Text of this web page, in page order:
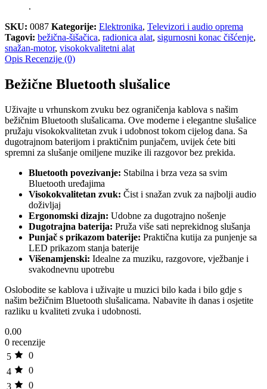
.
SKU: 0087 Kategorije: Elektronika, Televizori i audio oprema
Tagovi: bežična-šišačica, radionica alat, sigurnosni konac čišćenje,
snažan-motor, visokokvalitetni alat
Opis Recenzije (0)
Bežične Bluetooth slušalice
Uživajte u vrhunskom zvuku bez ograničenja kablova s našim
bežičnim Bluetooth slušalicama. Ove moderne i elegantne slušalice
pružaju visokokvalitetan zvuk i udobnost tokom cijelog dana. Sa
dugotrajnom baterijom i praktičnim punjačem, uvijek ćete biti
spremni za slušanje omiljene muzike ili razgovor bez prekida.
Bluetooth povezivanje: Stabilna i brza veza sa svim
Bluetooth uređajima
Visokokvalitetan zvuk: Čist i snažan zvuk za najbolji audio
doživljaj
Ergonomski dizajn: Udobne za dugotrajno nošenje
Dugotrajna baterija: Pruža više sati neprekidnog slušanja
Punjač s prikazom baterije: Praktična kutija za punjenje sa
LED prikazom stanja baterije
Višenamjenski: Idealne za muziku, razgovore, vježbanje i
svakodnevnu upotrebu
Oslobodite se kablova i uživajte u muzici bilo kada i bilo gdje s
našim bežičnim Bluetooth slušalicama. Nabavite ih danas i osjetite
razliku u kvaliteti zvuka i udobnosti.
0.00
0 recenzije
5
0
4
0
3
0